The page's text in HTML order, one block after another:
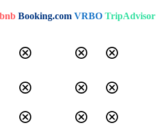
Booking.com VRBO TripAdvisor
cancel cancel cancel
cancel cancel cancel
cancel cancel cancel